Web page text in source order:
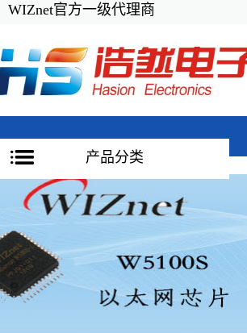
WIZnet官方一级代理商
产品分类